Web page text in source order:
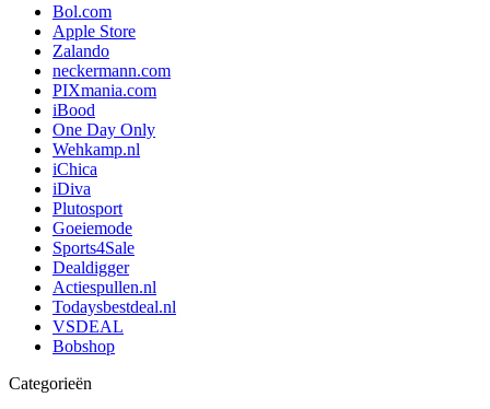
Bol.com
Apple Store
Zalando
neckermann.com
PIXmania.com
iBood
One Day Only
Wehkamp.nl
iChica
iDiva
Plutosport
Goeiemode
Sports4Sale
Dealdigger
Actiespullen.nl
Todaysbestdeal.nl
VSDEAL
Bobshop
Categorieën